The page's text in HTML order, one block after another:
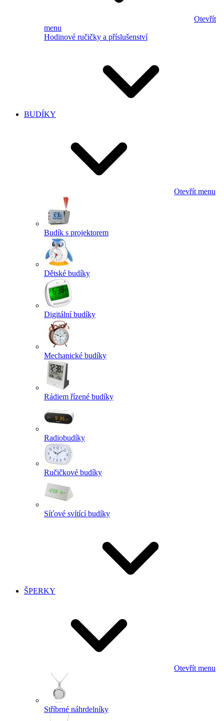
Otevřít
menu
Hodinové ručičky a příslušenství
BUDÍKY
Otevřít menu
Budík s projektorem
Dětské budíky
Digitální budíky
Mechanické budíky
Rádiem řízené budíky
Radiobudíky
Ručičkové budíky
Síťové svítící budíky
ŠPERKY
Otevřít menu
Stříbrné náhrdelníky